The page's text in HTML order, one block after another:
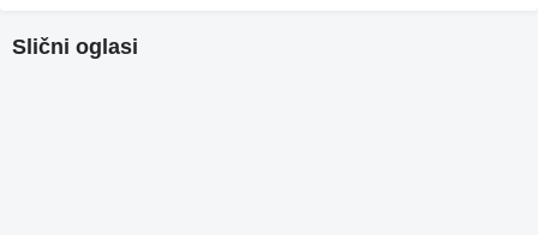
Slični oglasi